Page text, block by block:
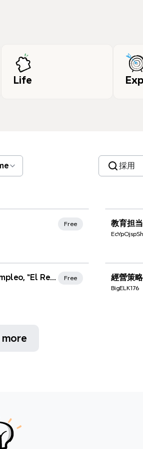
Life
Search
Free 教育担
EcYpOjspSh
El Nuevo Perfil del Empleo, “El Reclutamiento del Personal” Free 經營策
BigELK176
more